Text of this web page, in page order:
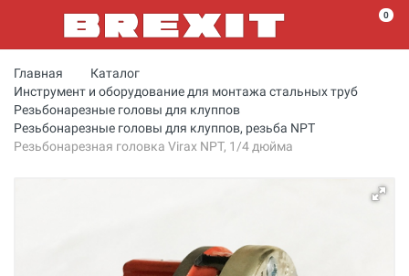
0
Главная
Каталог
Инструмент и оборудование для монтажа стальных труб
Резьбонарезные головы для клуппов
Резьбонарезные головы для клуппов, резьба NPT
Резьбонарезная головка Virax NPT, 1/4 дюйма